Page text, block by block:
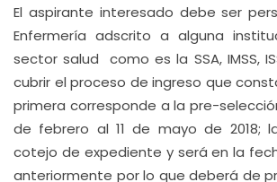
El aspirante interesado debe ser
Enfermería adscrito a alguna
sector salud como es la SSA, IMSS,
cubrir el proceso de ingreso que
primera corresponde a la pre-
de febrero al 11 de mayo de 2018;
cotejo de expediente y será en la
anteriormente por lo que deberá de